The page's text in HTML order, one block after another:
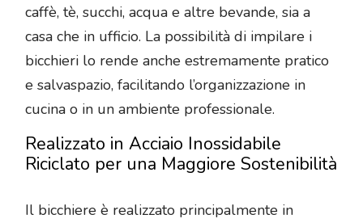
caffè, tè, succhi, acqua e altre bevande, sia a
casa che in ufficio. La possibilità di impilare i
bicchieri lo rende anche estremamente pratico
e salvaspazio, facilitando l’organizzazione in
cucina o in un ambiente professionale.
Realizzato in Acciaio Inossidabile
Riciclato per una Maggiore Sostenibilità
Il bicchiere è realizzato principalmente in